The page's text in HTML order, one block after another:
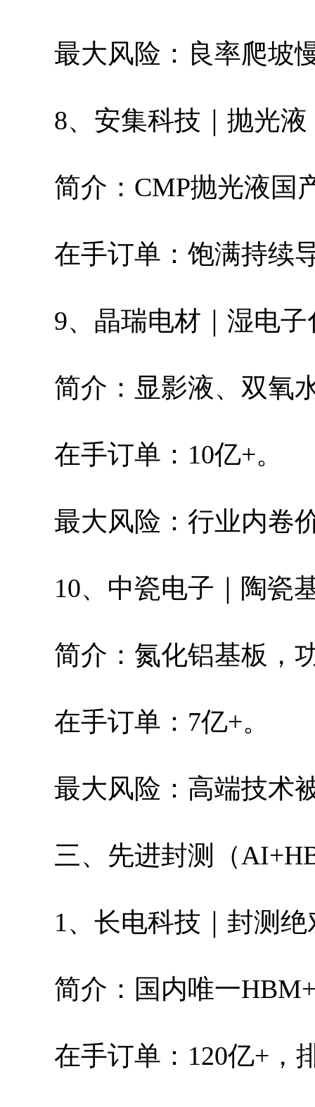
最大风险：良率爬坡
8、安集科技｜抛光液
简介：CMP抛光液国
在手订单：饱满持续
9、晶瑞电材｜湿电
简介：显影液、双氧
在手订单：10亿+。
最大风险：行业内卷
10、中瓷电子｜陶瓷
简介：氮化铝基板，
在手订单：7亿+。
最大风险：高端技术
三、先进封测（
1、长电科技｜封测
简介：国内唯一
在手订单：120亿+，